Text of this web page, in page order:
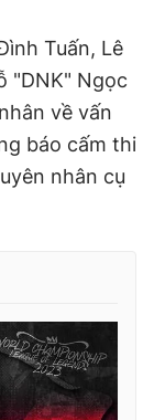
Tuấn, Lê
"DNK" Ngọc
về vấn
báo cấm thi
nhân cụ